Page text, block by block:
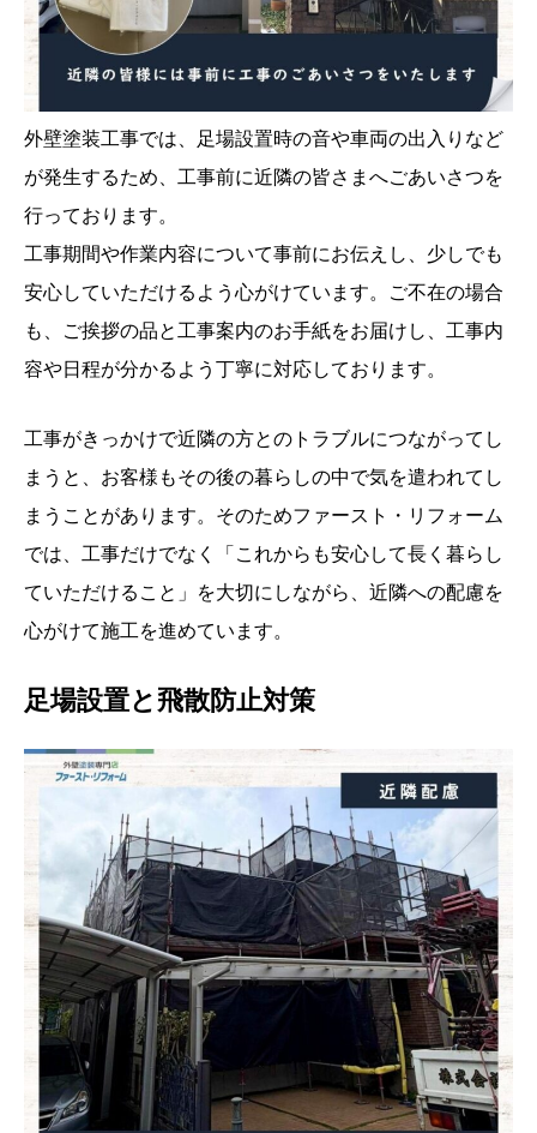
外壁塗装工事では、足場設置時の音や車両の出入りなど
が発生するため、工事前に近隣の皆さまへごあいさつを
行っております。
工事期間や作業内容について事前にお伝えし、少しでも
安心していただけるよう心がけています。ご不在の場合
も、ご挨拶の品と工事案内のお手紙をお届けし、工事内
容や日程が分かるよう丁寧に対応しております。
工事がきっかけで近隣の方とのトラブルにつながってし
まうと、お客様もその後の暮らしの中で気を遣われてし
まうことがあります。そのためファースト・リフォーム
では、工事だけでなく「これからも安心して長く暮らし
ていただけること」を大切にしながら、近隣への配慮を
心がけて施工を進めています。
足場設置と飛散防止対策